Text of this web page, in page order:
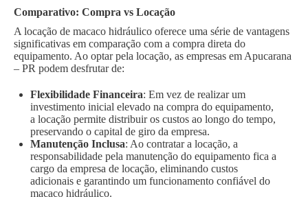
Comparativo: Compra vs Locação
A locação de macaco hidráulico oferece uma série de vantagens
significativas em comparação com a compra direta do
equipamento. Ao optar pela locação, as empresas em Apucarana
– PR podem desfrutar de:
Flexibilidade Financeira: Em vez de realizar um
investimento inicial elevado na compra do equipamento,
a locação permite distribuir os custos ao longo do tempo,
preservando o capital de giro da empresa.
Manutenção Inclusa: Ao contratar a locação, a
responsabilidade pela manutenção do equipamento fica a
cargo da empresa de locação, eliminando custos
adicionais e garantindo um funcionamento confiável do
macaco hidráulico.